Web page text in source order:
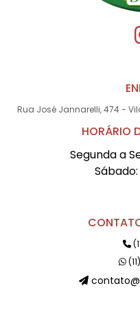
Rua José Jannarelli, 474 -
HORÁRIO
Segunda a
Sábado: